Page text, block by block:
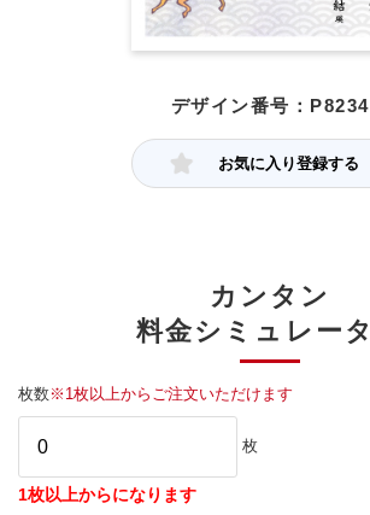
デザイン番号：P8234
お気に入り登録する
カンタン
料金シミュレー
枚数※1枚以上からご注文いただけます
枚
1枚以上からになります